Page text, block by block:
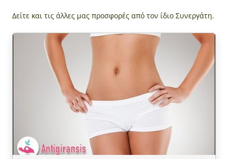
Δείτε και τις άλλες μας προσφορές από τον ίδιο Συνεργάτη.